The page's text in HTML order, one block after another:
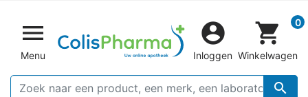

Menu


Inloggen
shopping_cart 0
Winkelwagen